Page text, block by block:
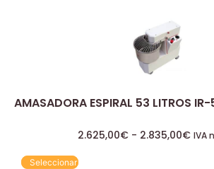
AMASADORA ESPIRAL 53 LITROS
2.625,00€ - 2.835,00€ IVA
Seleccionar